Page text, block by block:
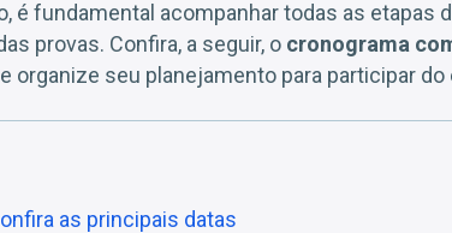
é fundamental acompanhar todas as etapas
provas. Confira, a seguir, o cronograma
organize seu planejamento para participar do
as principais datas